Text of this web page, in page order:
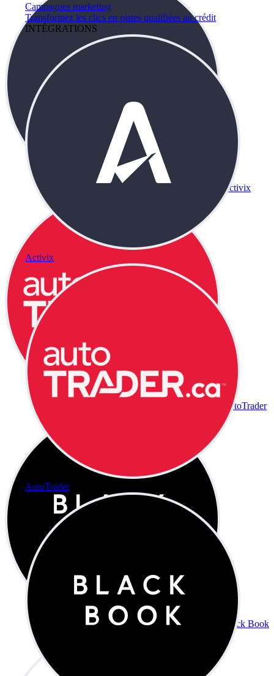
Campagnes marketing
Transformez les clics en pistes qualifiées au crédit
INTÉGRATIONS
Activix
AutoTrader
Activix
AutoTrader
Black Book